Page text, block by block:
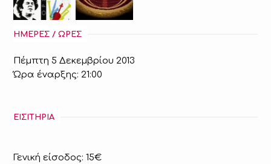
ΗΜΕΡΕΣ / ΩΡΕΣ
Πέμπτη 5 Δεκεμβρίου 2013
Ώρα έναρξης: 21:00
ΕΙΣΙΤΗΡΙΑ
Γενική είσοδος: 15€